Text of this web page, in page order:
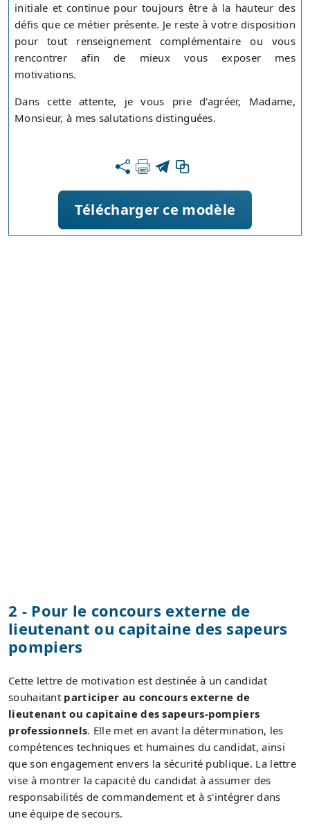
initiale et continue pour toujours être à la hauteur des
défis que ce métier présente. Je reste à votre disposition
pour tout renseignement complémentaire ou vous
rencontrer afin de mieux vous exposer mes
motivations.
Dans cette attente, je vous prie d'agréer, Madame,
Monsieur, à mes salutations distinguées.
Télécharger ce modèle
2 - Pour le concours externe de
lieutenant ou capitaine des sapeurs
pompiers
Cette lettre de motivation est destinée à un candidat
souhaitant participer au concours externe de
lieutenant ou capitaine des sapeurs-pompiers
professionnels. Elle met en avant la détermination, les
compétences techniques et humaines du candidat, ainsi
que son engagement envers la sécurité publique. La lettre
vise à montrer la capacité du candidat à assumer des
responsabilités de commandement et à s'intégrer dans
une équipe de secours.